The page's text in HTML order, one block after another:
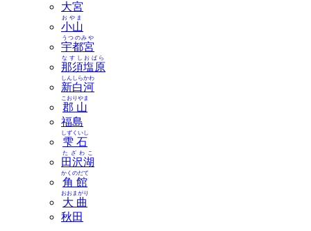
大宮
小山
おやま
宇都宮
うつのみや
那須塩原
なすしおばら
新白河
しんしらかわ
郡山
こおりやま
福島
雫石
しずくいし
田沢湖
たざわこ
角館
かくのだて
大曲
おおまがり
秋田